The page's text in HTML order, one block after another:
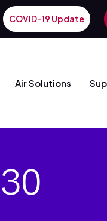
COVID-19 Update
Air Solutions